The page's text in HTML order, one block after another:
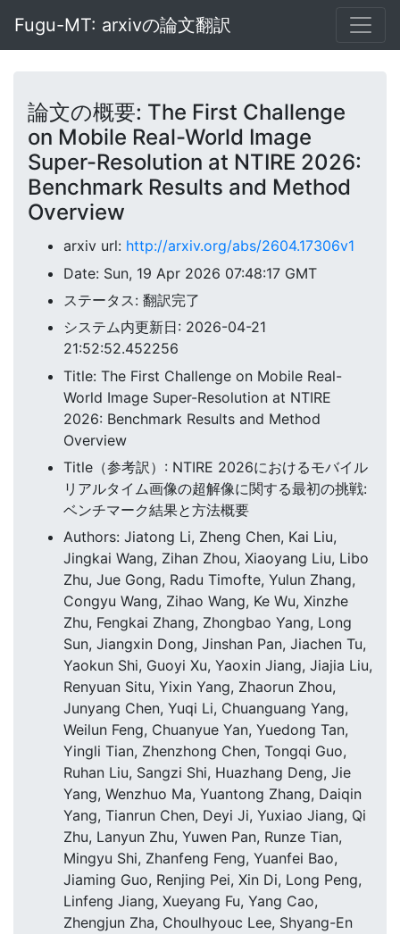
Fugu-MT: arxivの論文翻訳
論文の概要: The First Challenge
on Mobile Real-World Image
Super-Resolution at NTIRE 2026:
Benchmark Results and Method
Overview
arxiv url: http://arxiv.org/abs/2604.17306v1
Date: Sun, 19 Apr 2026 07:48:17 GMT
ステータス: 翻訳完了
システム内更新日: 2026-04-21
21:52:52.452256
Title: The First Challenge on Mobile Real-
World Image Super-Resolution at NTIRE
2026: Benchmark Results and Method
Overview
Title（参考訳）: NTIRE 2026におけるモバイル
リアルタイム画像の超解像に関する最初の挑戦:
ベンチマーク結果と方法概要
Authors: Jiatong Li, Zheng Chen, Kai Liu,
Jingkai Wang, Zihan Zhou, Xiaoyang Liu, Libo
Zhu, Jue Gong, Radu Timofte, Yulun Zhang,
Congyu Wang, Zihao Wang, Ke Wu, Xinzhe
Zhu, Fengkai Zhang, Zhongbao Yang, Long
Sun, Jiangxin Dong, Jinshan Pan, Jiachen Tu,
Yaokun Shi, Guoyi Xu, Yaoxin Jiang, Jiajia Liu,
Renyuan Situ, Yixin Yang, Zhaorun Zhou,
Junyang Chen, Yuqi Li, Chuanguang Yang,
Weilun Feng, Chuanyue Yan, Yuedong Tan,
Yingli Tian, Zhenzhong Chen, Tongqi Guo,
Ruhan Liu, Sangzi Shi, Huazhang Deng, Jie
Yang, Wenzhuo Ma, Yuantong Zhang, Daiqin
Yang, Tianrun Chen, Deyi Ji, Yuxiao Jiang, Qi
Zhu, Lanyun Zhu, Yuwen Pan, Runze Tian,
Mingyu Shi, Zhanfeng Feng, Yuanfei Bao,
Jiaming Guo, Renjing Pei, Xin Di, Long Peng,
Linfeng Jiang, Xueyang Fu, Yang Cao,
Zhengjun Zha, Choulhyouc Lee, Shyang-En